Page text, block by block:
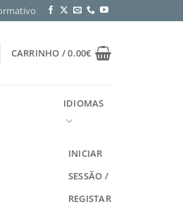
CARRINHO /0.00€
IDIOMAS
INICIAR
SESSÃO /
REGISTAR